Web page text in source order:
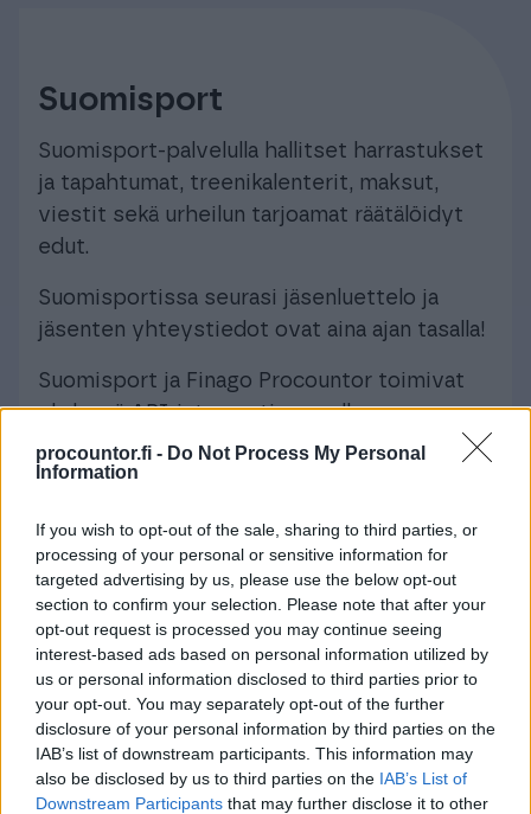
procountor.fi - Do Not Process My Personal
Information
If you wish to opt-out of the sale, sharing to third parties, or
processing of your personal or sensitive information for
targeted advertising by us, please use the below opt-out
section to confirm your selection. Please note that after your
opt-out request is processed you may continue seeing
interest-based ads based on personal information utilized by
us or personal information disclosed to third parties prior to
your opt-out. You may separately opt-out of the further
disclosure of your personal information by third parties on the
IAB’s list of downstream participants. This information may
also be disclosed by us to third parties on the IAB’s List of
Downstream Participants that may further disclose it to other
Suomisport
Suomisport-palvelulla hallitset harrastukset
ja tapahtumat, treenikalenterit, maksut,
viestit sekä urheilun tarjoamat räätälöidyt
edut.
Suomisportissa seurasi jäsenluettelo ja
jäsenten yhteystiedot ovat aina ajan tasalla!
Suomisport ja Finago Procountor toimivat
yhdessä API-integraation avulla.
Suomisportista siirtyy kirjanpidon
muistiotositteet automaattisesti
Lue lisää
Muita valmiiksi integroituja
jäsenrekisteriohjelmistoja:
FloMembers –lue lisää täältä